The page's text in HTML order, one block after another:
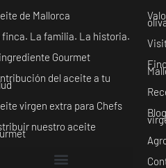
de Mallorca
finca. La familia. La historia.
Gourmet
del aceite a tu
virgen extra para Chefs
nuestro aceite